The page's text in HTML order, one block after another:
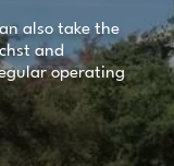
also take the
and
operating